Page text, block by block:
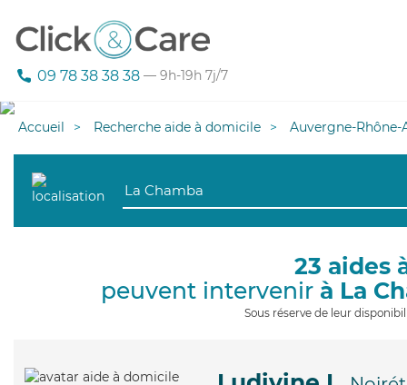
09 78 38 38 38 — 9h-19h 7j/7
Accueil Recherche aide à domicile Auvergne-Rhône-
23 aides
peuvent intervenir à La
Sous réserve de leur